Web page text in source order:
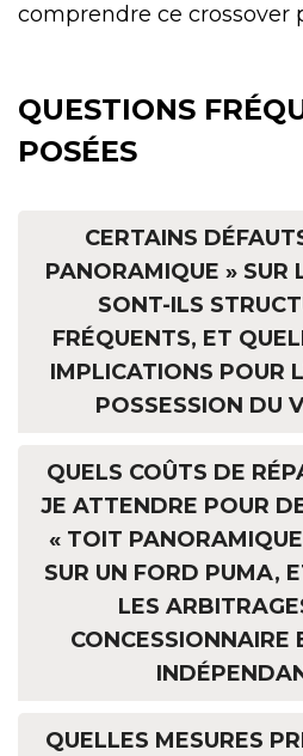
comprendre ce crossover
QUESTIONS
POSÉES
CERTAINS
PANORAMIQUE » SUR
SONT-ILS
FRÉQUENTS, ET
IMPLICATIONS POUR
POSSESSION DU
QUELS COÛTS DE
JE ATTENDRE POUR
« TOIT
SUR UN FORD PUMA,
LES
CONCESSIONNAIRE
QUELLES MESURES